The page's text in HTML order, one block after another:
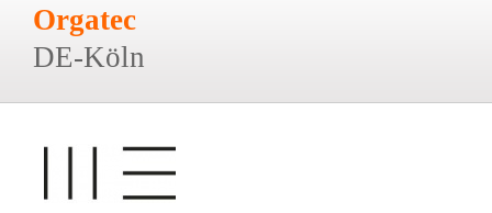
Orgatec
DE-Köln